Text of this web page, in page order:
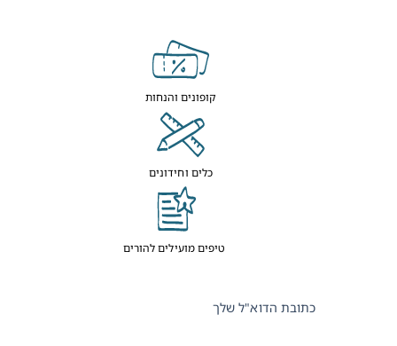
קופונים והנחות
כלים וחידונים
טיפים מועילים להורים
כתובת הדוא"ל שלך